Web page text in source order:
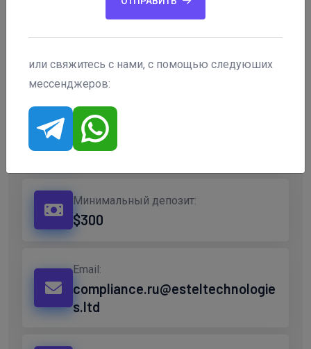
Bronze, Silver, Gold, Platinum,
Diamond, VIP
Адрес:
не указано
Минимальный депозит:
$300
Email:
compliance.ru@esteltechnologie
s.ltd
или свяжитесь с нами, с помощью следуюших
мессенджеров: